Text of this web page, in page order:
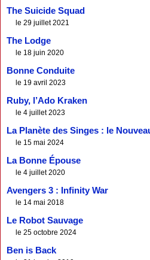
The Suicide Squad
le 29 juillet 2021
The Lodge
le 18 juin 2020
Bonne Conduite
le 19 avril 2023
Ruby, l’Ado Kraken
le 4 juillet 2023
La Planète des Singes : le
le 15 mai 2024
La Bonne Épouse
le 4 juillet 2020
Avengers 3 : Infinity War
le 14 mai 2018
Le Robot Sauvage
le 25 octobre 2024
Ben is Back